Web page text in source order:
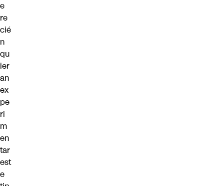
e
re
cié
n
qu
ier
an
ex
pe
ri
m
en
tar
est
e